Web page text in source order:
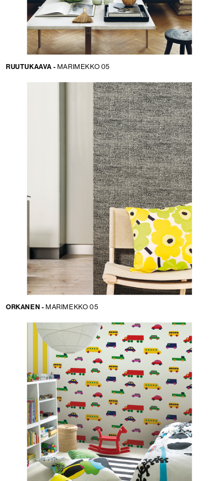
RUUTUKAAVA - MARIMEKKO 05
ORKANEN - MARIMEKKO 05